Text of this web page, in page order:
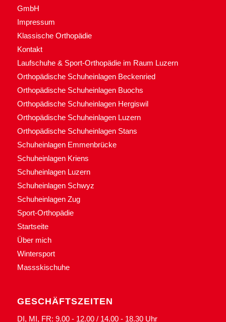
GmbH
Impressum
Klassische Orthopädie
Kontakt
Laufschuhe & Sport-Orthopädie im Raum Luzern
Orthopädische Schuheinlagen Beckenried
Orthopädische Schuheinlagen Buochs
Orthopädische Schuheinlagen Hergiswil
Orthopädische Schuheinlagen Luzern
Orthopädische Schuheinlagen Stans
Schuheinlagen Emmenbrücke
Schuheinlagen Kriens
Schuheinlagen Luzern
Schuheinlagen Schwyz
Schuheinlagen Zug
Sport-Orthopädie
Startseite
Über mich
Wintersport
Massskischuhe
GESCHÄFTSZEITEN
DI, MI, FR: 9.00 - 12.00 / 14.00 - 18.30 Uhr